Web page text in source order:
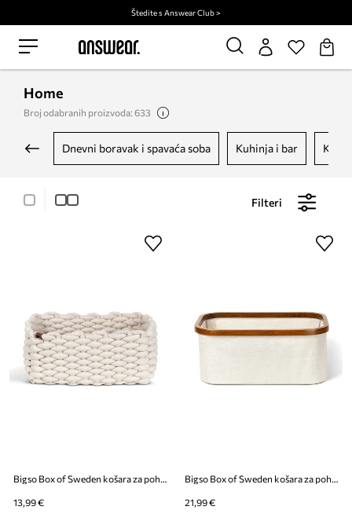
Štedite s Answear Club >
Home
Broj odabranih proizvoda: 633
dnevni boravak i spavaća soba kuhinja i bar
Filteri
Bigso Box of Sweden košara za pohranu s dodatkom lana 35 x 25 x 14 cm
13,99 €
Bigso Box of Sweden košara za pohranu s dodatkom lana 38 x 26 x 16 cm
21,99 €